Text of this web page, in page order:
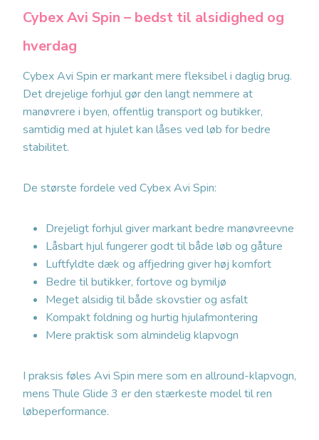
Cybex Avi Spin – bedst til alsidighed og
hverdag
Cybex Avi Spin er markant mere fleksibel i daglig brug.
Det drejelige forhjul gør den langt nemmere at
manøvrere i byen, offentlig transport og butikker,
samtidig med at hjulet kan låses ved løb for bedre
stabilitet.
De største fordele ved Cybex Avi Spin:
Drejeligt forhjul giver markant bedre manøvreevne
Låsbart hjul fungerer godt til både løb og gåture
Luftfyldte dæk og affjedring giver høj komfort
Bedre til butikker, fortove og bymiljø
Meget alsidig til både skovstier og asfalt
Kompakt foldning og hurtig hjulafmontering
Mere praktisk som almindelig klapvogn
I praksis føles Avi Spin mere som en allround-klapvogn,
mens Thule Glide 3 er den stærkeste model til ren
løbeperformance.